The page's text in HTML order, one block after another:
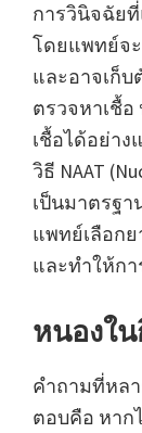
การวินิจฉัย
โดยแพทย์จ
และอาจเก็
ตรวจหาเชื้
เชื้อได้อย่าง
วิธี NAAT
เป็นมาตรฐ
แพทย์เลือก
และทำให้ก
หนองใ
คำถามที่หล
ตอบคือ หาก